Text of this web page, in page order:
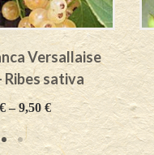
Versallaise
Ribes sativa
€–9,50€